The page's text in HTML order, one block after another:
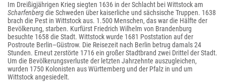
Im Dreißigjährigen Krieg siegten 1636 in der Schlacht bei Wittstock am
Scharfenbergdie Schweden über kaiserliche und sächsische Truppen. 1638
brach die Pest in Wittstock aus. 1.500 Menschen, das war die Hälfte der
Bevölkerung, starben. Kurfürst Friedrich Wilhelm von Brandenburg
besuchte 1658 die Stadt. Wittstock wurde 1681 Poststation auf der
Postroute Berlin–Güstrow. Die Reisezeit nach Berlin betrug damals 24
Stunden. Erneut zerstörte 1716 ein großer Stadtbrand zwei Drittel der Stadt.
Um die Bevölkerungsverluste der letzten Jahrzehnte auszugleichen,
wurden 1750 Kolonisten aus Württemberg und der Pfalz in und um
Wittstock angesiedelt.